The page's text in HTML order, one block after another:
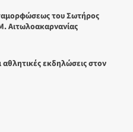
του Σωτήρος
Αιτωλοακαρνανίας
αθλητικές εκδηλώσεις στον